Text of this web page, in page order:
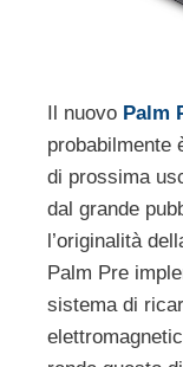
Il nuovo Palm
probabilmente
di prossima
dal grande
l’originalità
Palm Pre
sistema di